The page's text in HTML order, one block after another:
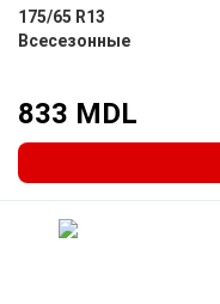
175/65 R13
Всесезонные
833 MDL